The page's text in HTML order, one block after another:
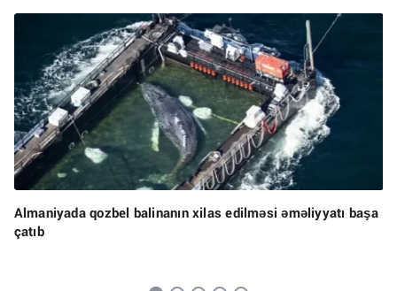
Almaniyada qozbel balinanın xilas edilməsi əməliyyatı başa
çatıb